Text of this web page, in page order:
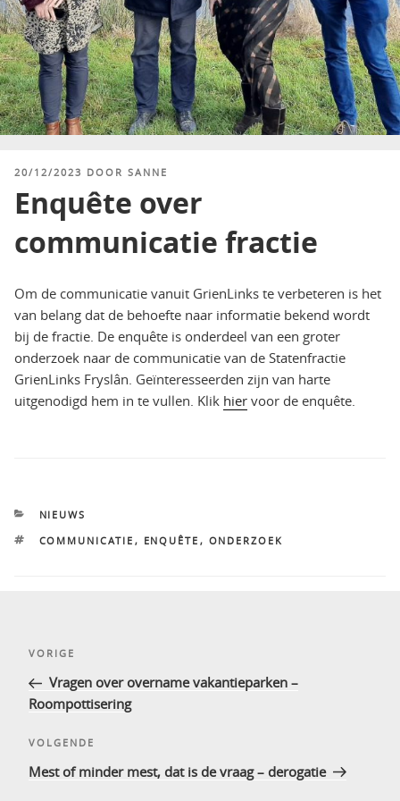
GEPLAATST
20/12/2023 DOOR SANNE
Enquête over
communicatie fractie
Om de communicatie vanuit GrienLinks te verbeteren is het
van belang dat de behoefte naar informatie bekend wordt
bij de fractie. De enquête is onderdeel van een groter
onderzoek naar de communicatie van de Statenfractie
GrienLinks Fryslân. Geïnteresseerden zijn van harte
uitgenodigd hem in te vullen. Klik hier voor de enquête.
CATEGORIEËN
NIEUWS
TAGS
COMMUNICATIE , ENQUÊTE , ONDERZOEK
Vorig
bericht
VORIGE
Vragen over overname vakantieparken –
Roompottisering
Volgend
bericht
VOLGENDE
Mest of minder mest, dat is de vraag – derogatie